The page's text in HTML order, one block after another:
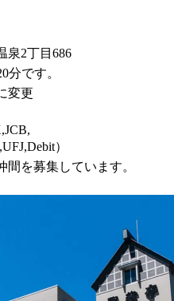
泉2丁目686
分です。
変更
）
を募集しています。